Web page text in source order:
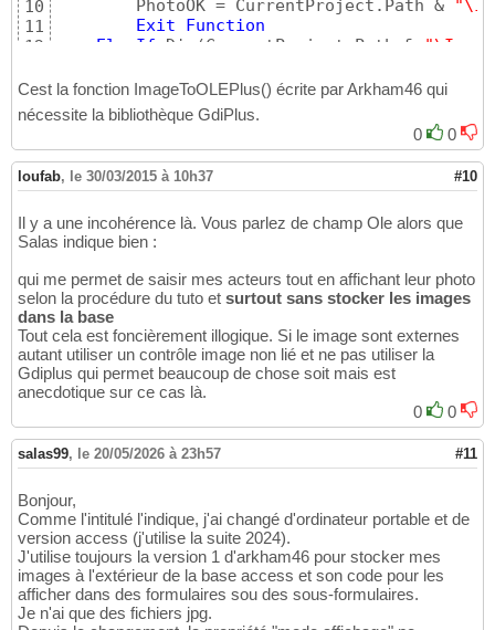
10
11
12
14
15
16
17
18
19
21
22
24
25
        PhotoOK = CurrentProject.Path &
Exit
Function
ElseIf Dir (CurrentProject.Path &
Exit Function
ElseIf Dir (CurrentProject.Path &
PhotoOK = CurrentProject.Path
ElseIf Dir(CurrentProject.Path &
PhotoOK = CurrentProject.Path
Exit
Else: PhotoOK = CurrentProject.Path &
End Function
Cest la fonction ImageToOLEPlus() écrite par Arkham46 qui
nécessite la bibliothèque GdiPlus.
0
0
loufab, le 30/03/2015 à 10h37 #10
Il y a une incohérence là. Vous parlez de champ Ole alors que
Salas indique bien :
qui me permet de saisir mes acteurs tout en affichant leur photo
selon la procédure du tuto et surtout sans stocker les images
dans la base
Tout cela est foncièrement illogique. Si le image sont externes
autant utiliser un contrôle image non lié et ne pas utiliser la
Gdiplus qui permet beaucoup de chose soit mais est
anecdotique sur ce cas là.
0
0
salas99, le 20/05/2026 à 23h57 #11
Bonjour,
Comme l'intitulé l'indique, j'ai changé d'ordinateur portable et de
version access (j'utilise la suite 2024).
J'utilise toujours la version 1 d'arkham46 pour stocker mes
images à l'extérieur de la base access et son code pour les
afficher dans des formulaires sou des sous-formulaires.
Je n'ai que des fichiers jpg.